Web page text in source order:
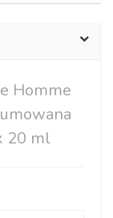
Homme
20 ml